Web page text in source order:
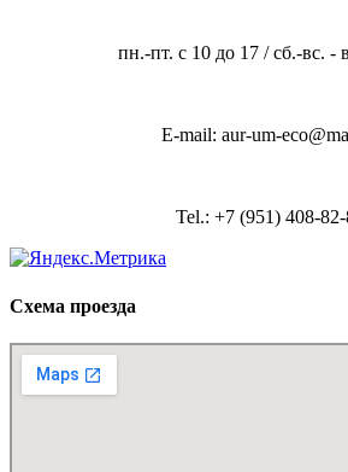
пн.-пт. с 10 до 17 / сб.-вс. -
E-mail: aur-um-
Tel.: +7 (951) 408-
Схема проезда